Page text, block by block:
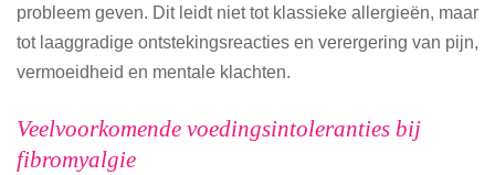
probleem geven. Dit leidt niet tot klassieke allergieën, maar
tot laaggradige ontstekingsreacties en verergering van pijn,
vermoeidheid en mentale klachten.
Veelvoorkomende voedingsintoleranties bij
fibromyalgie